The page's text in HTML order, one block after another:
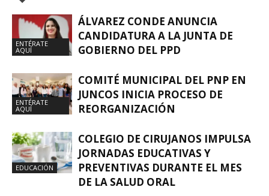
ENTÉRATE
AQUÍ
ÁLVAREZ CONDE ANUNCIA
CANDIDATURA A LA JUNTA DE
GOBIERNO DEL PPD
ENTÉRATE
AQUÍ
COMITÉ MUNICIPAL DEL PNP EN
JUNCOS INICIA PROCESO DE
REORGANIZACIÓN
EDUCACIÓN
COLEGIO DE CIRUJANOS IMPULSA
JORNADAS EDUCATIVAS Y
PREVENTIVAS DURANTE EL MES
DE LA SALUD ORAL